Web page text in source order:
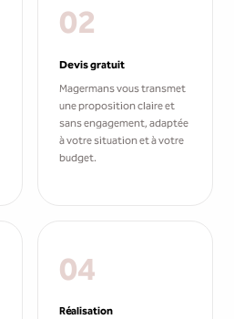
02
Devis gratuit
Magermans vous transmet
une proposition claire et
sans engagement, adaptée
à votre situation et à votre
budget.
04
Réalisation